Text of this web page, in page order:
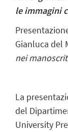
le immagini
Gianluca del
nei
La
del
University